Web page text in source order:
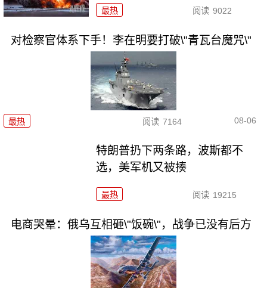
最热 阅读 9022
对检察官体系下手！李在明要打破\"青瓦台魔咒\"
最热 阅读 7164 08-06
特朗普扔下两条路，波斯都不
选，美军机又被揍
最热 阅读 19215
电商哭晕：俄乌互相砸\"饭碗\"，战争已没有后方